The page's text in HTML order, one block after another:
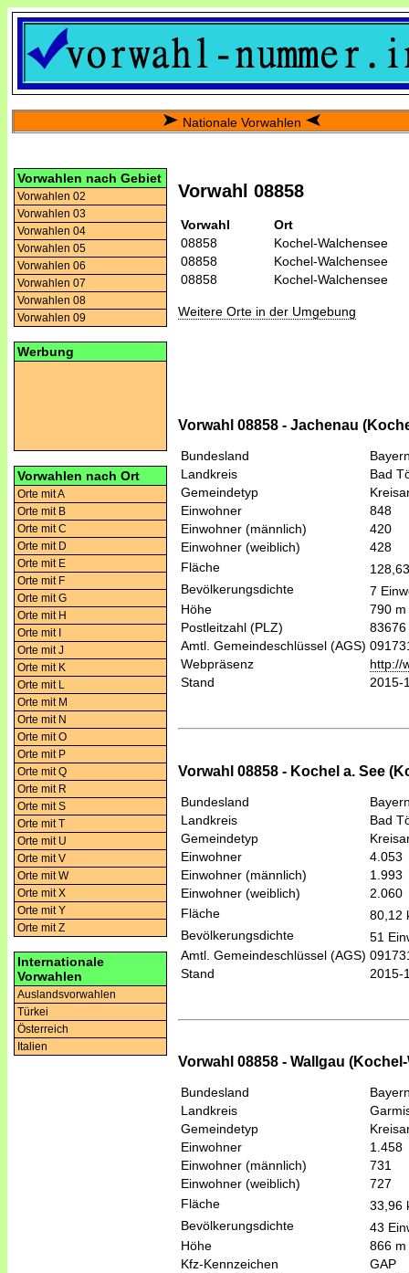
Nationale Vorwahlen
Vorwahlen nach Gebiet
Vorwahlen 02
Vorwahlen 03
Vorwahlen 04
Vorwahlen 05
Vorwahlen 06
Vorwahlen 07
Vorwahlen 08
Vorwahlen 09
Werbung
Vorwahlen nach Ort
Orte mit A
Orte mit B
Orte mit C
Orte mit D
Orte mit E
Orte mit F
Orte mit G
Orte mit H
Orte mit I
Orte mit J
Orte mit K
Orte mit L
Orte mit M
Orte mit N
Orte mit O
Orte mit P
Orte mit Q
Orte mit R
Orte mit S
Orte mit T
Orte mit U
Orte mit V
Orte mit W
Orte mit X
Orte mit Y
Orte mit Z
Internationale
Vorwahlen
Auslandsvorwahlen
Türkei
Österreich
Italien
Vorwahl 08858
Vorwahl
Ort
08858
Kochel-Walchensee
08858
Kochel-Walchensee
08858
Kochel-Walchensee
Weitere Orte in der Umgebung
Vorwahl 08858 - Jachenau
Bundesland
Landkreis
Bad
Gemeindetyp
Einwohner
848
Einwohner (männlich)
420
Einwohner (weiblich)
428
Fläche
Bevölkerungsdichte
7
Höhe
790 m
Postleitzahl (PLZ)
83676
Amtl. Gemeindeschlüssel (AGS)
Webpräsenz
http://
Stand
2015-
Vorwahl 08858 - Kochel a. See
Bundesland
Landkreis
Bad
Gemeindetyp
Einwohner
4.053
Einwohner (männlich)
1.993
Einwohner (weiblich)
2.060
Fläche
80,12
Bevölkerungsdichte
51
Amtl. Gemeindeschlüssel (AGS)
Stand
2015-
Vorwahl 08858 - Wallgau
Bundesland
Landkreis
Gemeindetyp
Einwohner
1.458
Einwohner (männlich)
731
Einwohner (weiblich)
727
Fläche
33,96
Bevölkerungsdichte
43
Höhe
866 m
Kfz-Kennzeichen
GAP